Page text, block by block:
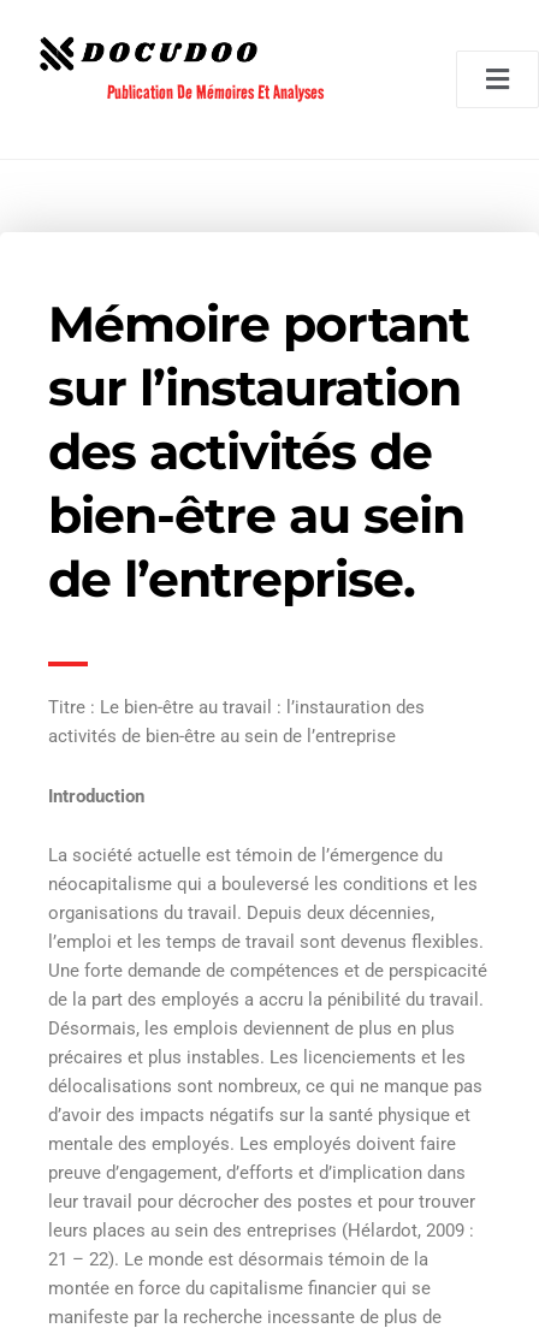
contenu
Publication De Mémoires Et Analyses
Mémoire portant
sur l’instauration
des activités de
bien-être au sein
de l’entreprise.
Titre : Le bien-être au travail : l’instauration des
activités de bien-être au sein de l’entreprise
Introduction
La société actuelle est témoin de l’émergence du
néocapitalisme qui a bouleversé les conditions et les
organisations du travail. Depuis deux décennies,
l’emploi et les temps de travail sont devenus flexibles.
Une forte demande de compétences et de perspicacité
de la part des employés a accru la pénibilité du travail.
Désormais, les emplois deviennent de plus en plus
précaires et plus instables. Les licenciements et les
délocalisations sont nombreux, ce qui ne manque pas
d’avoir des impacts négatifs sur la santé physique et
mentale des employés. Les employés doivent faire
preuve d’engagement, d’efforts et d’implication dans
leur travail pour décrocher des postes et pour trouver
leurs places au sein des entreprises (Hélardot, 2009 :
21 – 22). Le monde est désormais témoin de la
montée en force du capitalisme financier qui se
manifeste par la recherche incessante de plus de